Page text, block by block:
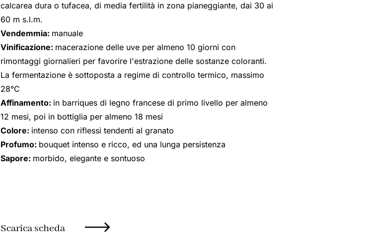
calcarea dura o tufacea, di media fertilità in zona pianeggiante, dai 30 ai
60 m s.l.m.
Vendemmia: manuale
Vinificazione: macerazione delle uve per almeno 10 giorni con
rimontaggi giornalieri per favorire l'estrazione delle sostanze coloranti.
La fermentazione è sottoposta a regime di controllo termico, massimo
28°C
Affinamento: in barriques di legno francese di primo livello per almeno
12 mesi, poi in bottiglia per almeno 18 mesi
Colore: intenso con riflessi tendenti al granato
Profumo: bouquet intenso e ricco, ed una lunga persistenza
Sapore: morbido, elegante e sontuoso
Scarica scheda